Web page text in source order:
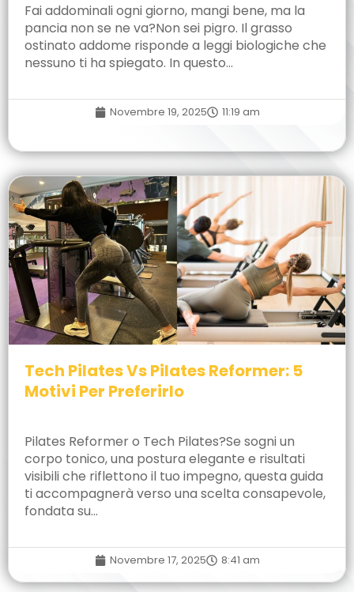
Fai addominali ogni giorno, mangi bene, ma la
pancia non se ne va?Non sei pigro. Il grasso
ostinato addome risponde a leggi biologiche che
nessuno ti ha spiegato. In questo…
Novembre 19, 2025 11:19 am
Tech Pilates Vs Pilates Reformer: 5
Motivi Per Preferirlo
Pilates Reformer o Tech Pilates?Se sogni un
corpo tonico, una postura elegante e risultati
visibili che riflettono il tuo impegno, questa guida
ti accompagnerà verso una scelta consapevole,
fondata su…
Novembre 17, 2025 8:41 am